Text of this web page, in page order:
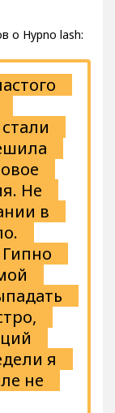
о Hypno lash:
Не
в
я
не